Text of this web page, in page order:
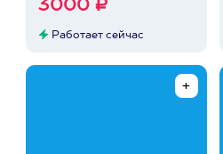
3000 ₽
Работает сейчас